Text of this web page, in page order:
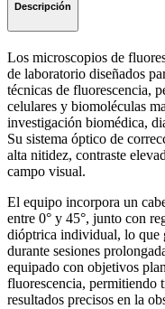
Descripción
Los microscopios de
de laboratorio diseñados
técnicas de fluorescencia,
celulares y biomoléculas
investigación biomédica,
Su sistema óptico de
alta nitidez, contraste
campo visual.
El equipo incorpora un
entre 0° y 45°, junto con
dióptrica individual, lo que
durante sesiones
equipado con objetivos
fluorescencia, permitiendo
resultados precisos en la